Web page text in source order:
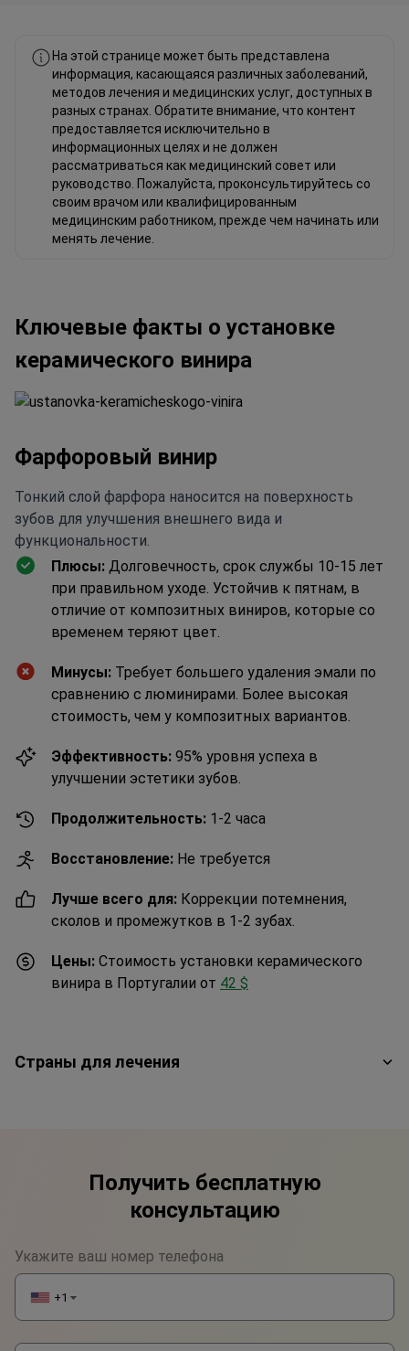
На этой странице может быть представлена
информация, касающаяся различных заболеваний,
методов лечения и медицинских услуг, доступных в
разных странах. Обратите внимание, что контент
предоставляется исключительно в
информационных целях и не должен
рассматриваться как медицинский совет или
руководство. Пожалуйста, проконсультируйтесь со
своим врачом или квалифицированным
медицинским работником, прежде чем начинать или
менять лечение.
Ключевые факты о установке
керамического винира
Фарфоровый винир
Тонкий слой фарфора наносится на поверхность
зубов для улучшения внешнего вида и
функциональности.
Плюсы: Долговечность, срок службы 10-15 лет
при правильном уходе. Устойчив к пятнам, в
отличие от композитных виниров, которые со
временем теряют цвет.
Минусы: Требует большего удаления эмали по
сравнению с люминирами. Более высокая
стоимость, чем у композитных вариантов.
Эффективность: 95% уровня успеха в
улучшении эстетики зубов.
Продолжительность: 1-2 часа
Восстановление: Не требуется
Лучше всего для: Коррекции потемнения,
сколов и промежутков в 1-2 зубах.
Цены: Стоимость установки керамического
винира в Португалии от 42 $
Страны для лечения
Получить бесплатную
консультацию
Укажите ваш номер телефона
+1 ▼